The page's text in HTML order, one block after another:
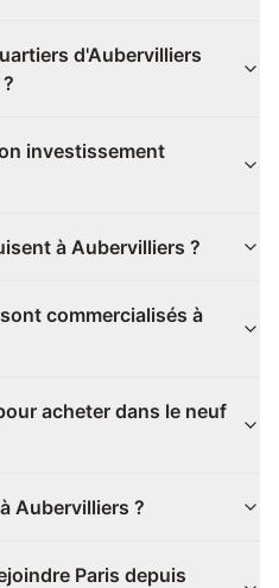
d'Aubervilliers
investissement
à Aubervilliers ?
commercialisés à
acheter dans le neuf
Aubervilliers ?
Paris depuis